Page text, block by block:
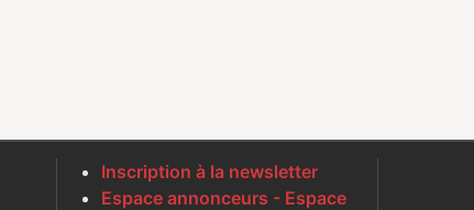
Inscription à la newsletter
Espace annonceurs - Espace